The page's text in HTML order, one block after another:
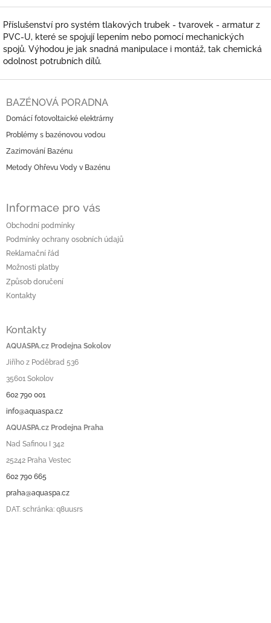
Příslušenství pro systém tlakových trubek - tvarovek - armatur z
PVC-U, které se spojují lepením nebo pomocí mechanických
spojů. Výhodou je jak snadná manipulace i montáž, tak chemická
odolnost potrubních dílů.
BAZÉNOVÁ PORADNA
Domácí fotovoltaické elektrárny
Problémy s bazénovou vodou
Zazimování Bazénu
Metody Ohřevu Vody v Bazénu
Informace pro vás
Obchodní podmínky
Podmínky ochrany osobních údajů
Reklamační řád
Možnosti platby
Způsob doručení
Kontakty
Kontakty
AQUASPA.cz Prodejna Sokolov
Jiřího z Poděbrad 536
35601 Sokolov
602 790 001
info@aquaspa.cz
AQUASPA.cz Prodejna Praha
Nad Safinou I 342
25242 Praha Vestec
602 790 665
praha@aquaspa.cz
DAT. schránka: q8uusrs